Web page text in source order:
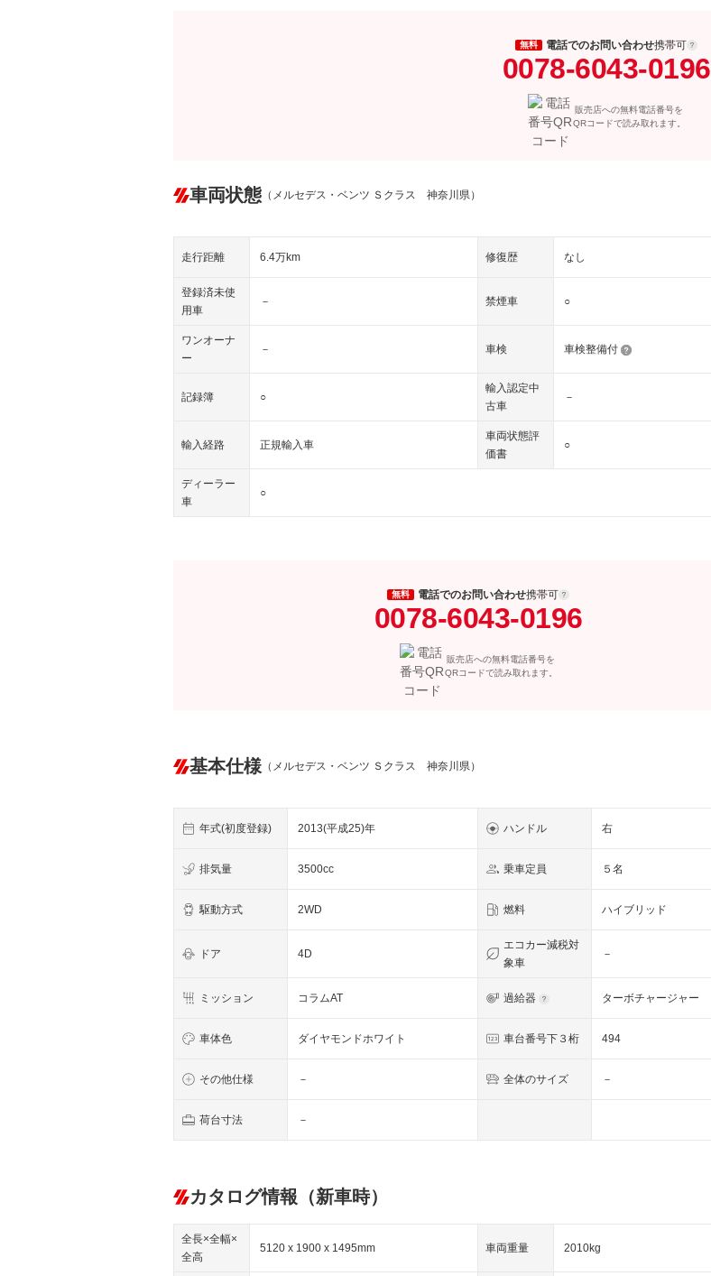
無料 電話でのお問い合わせ携帯可
0078-6043-0196
販売店への無料電話番号を
QRコードで読み取れます。
車両状態 （メルセデス・ベンツ Ｓクラス 神奈川県）
走行距離 6.4万km 修復歴 なし
登録済未使
用車
－ 禁煙車 ○
ワンオーナ
ー
－ 車検 車検整備付
記録簿 ○
輸入認定中
古車
－
輸入経路 正規輸入車
車両状態評
価書
○
ディーラー
車
○
無料 電話でのお問い合わせ携帯可
0078-6043-0196
販売店への無料電話番号を
QRコードで読み取れます。
基本仕様 （メルセデス・ベンツ Ｓクラス 神奈川県）
年式(初度登録) 2013(平成25)年 ハンドル 右
排気量 3500cc 乗車定員 ５名
駆動方式 2WD 燃料 ハイブリッド
ドア 4D
エコカー減税対
象車
－
ミッション コラムAT 過給器 ターボチャージャー
車体色 ダイヤモンドホワイト 車台番号下３桁 494
その他仕様 － 全体のサイズ －
荷台寸法 －
カタログ情報（新車時）
全長×全幅×
全高
5120 x 1900 x 1495mm 車両重量 2010kg